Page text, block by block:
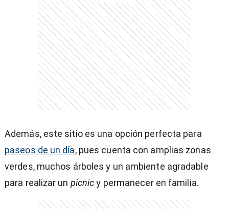
Además, este sitio es una opción perfecta para
paseos de un día, pues cuenta con amplias zonas
verdes, muchos árboles y un ambiente agradable
para realizar un picnicy permanecer en familia.